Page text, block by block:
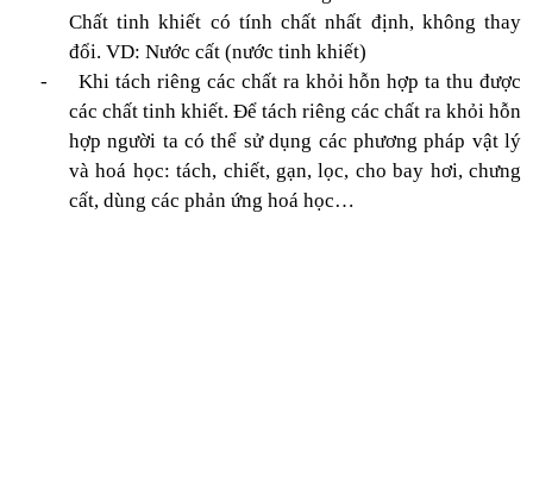
Chất tinh khiết có tính chất nhất định, không thay
đổi. VD: Nước cất (nước tinh khiết)
-
Khi tách riêng các chất ra khỏi hỗn hợp ta thu được
các chất tinh khiết. Để tách riêng các chất ra khỏi hỗn
hợp người ta có thể sử dụng các phương pháp vật lý
và hoá học: tách, chiết, gạn, lọc, cho bay hơi, chưng
cất, dùng các phản ứng hoá học…